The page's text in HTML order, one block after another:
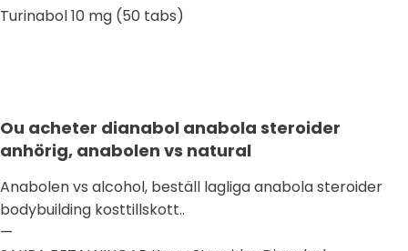
Turinabol 10 mg (50 tabs)
Ou acheter dianabol anabola steroider
anhörig, anabolen vs natural
Anabolen vs alcohol, beställ lagliga anabola steroider
bodybuilding kosttillskott..
—